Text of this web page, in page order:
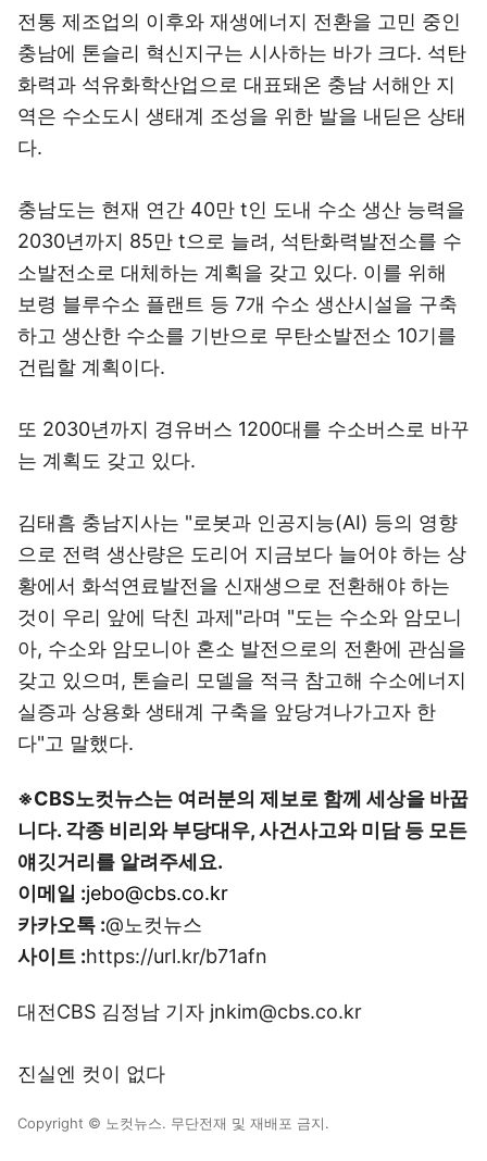
전통 제조업의 이후와 재생에너지 전환을 고민 중인
충남에 톤슬리 혁신지구는 시사하는 바가 크다. 석탄
화력과 석유화학산업으로 대표돼온 충남 서해안 지
역은 수소도시 생태계 조성을 위한 발을 내딛은 상태
다.
충남도는 현재 연간 40만 t인 도내 수소 생산 능력을
2030년까지 85만 t으로 늘려, 석탄화력발전소를 수
소발전소로 대체하는 계획을 갖고 있다. 이를 위해
보령 블루수소 플랜트 등 7개 수소 생산시설을 구축
하고 생산한 수소를 기반으로 무탄소발전소 10기를
건립할 계획이다.
또 2030년까지 경유버스 1200대를 수소버스로 바꾸
는 계획도 갖고 있다.
김태흠 충남지사는 "로봇과 인공지능(AI) 등의 영향
으로 전력 생산량은 도리어 지금보다 늘어야 하는 상
황에서 화석연료발전을 신재생으로 전환해야 하는
것이 우리 앞에 닥친 과제"라며 "도는 수소와 암모니
아, 수소와 암모니아 혼소 발전으로의 전환에 관심을
갖고 있으며, 톤슬리 모델을 적극 참고해 수소에너지
실증과 상용화 생태계 구축을 앞당겨나가고자 한
다"고 말했다.
※CBS노컷뉴스는 여러분의 제보로 함께 세상을 바꿉
니다. 각종 비리와 부당대우, 사건사고와 미담 등 모든
얘깃거리를 알려주세요.
이메일 :jebo@cbs.co.kr
카카오톡 :@노컷뉴스
사이트 :https://url.kr/b71afn
대전CBS 김정남 기자 jnkim@cbs.co.kr
진실엔 컷이 없다
Copyright © 노컷뉴스. 무단전재 및 재배포 금지.